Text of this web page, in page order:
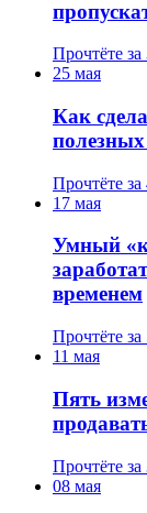
Прочтёте
25 мая
Как
Прочтёте
17 мая
Умный
временем
Прочтёте
11 мая
Пять
Прочтёте
08 мая